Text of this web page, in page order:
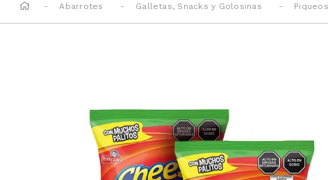
Abarrotes Galletas, Snacks y Golosinas Piqueos